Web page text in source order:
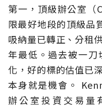
第一，頂級辦公室（
限最好地段的頂級品
吸納量已轉正、分租
年最低。過去被一
化，好的標的估值已
本身就是機會。
辦公室投資交易量